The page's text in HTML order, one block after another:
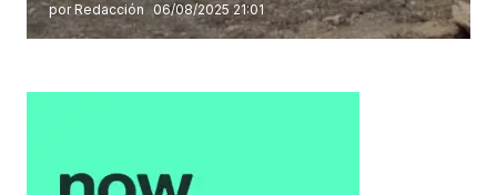
por Redacción 06/08/2025 21:01